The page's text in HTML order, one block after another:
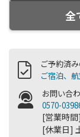
全
ご予約済
ご宿泊、
お問い合
0570-
[営業時
[休業日]